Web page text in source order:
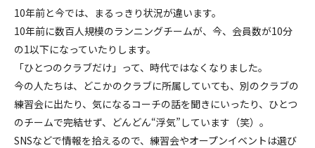
10年前と今では、まるっきり状況が違います。
10年前に数百人規模のランニングチームが、今、会員数が10分
の1以下になっていたりします。
「ひとつのクラブだけ」って、時代ではなくなりました。
今の人たちは、どこかのクラブに所属していても、別のクラブの
練習会に出たり、気になるコーチの話を聞きにいったり、ひとつ
のチームで完結せず、どんどん“浮気”しています（笑）。
SNSなどで情報を拾えるので、練習会やオープンイベントは選び